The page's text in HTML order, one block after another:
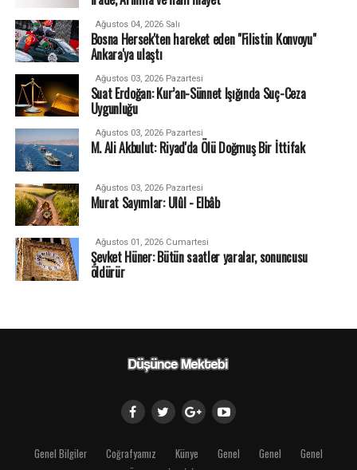
Ağustos 04, 2026 Salı
Bosna Hersek'ten hareket eden "Filistin Konvoyu"
Ankara'ya ulaştı
Ağustos 03, 2026 Pazartesi
Suat Erdoğan: Kur’an-Sünnet Işığında Suç-Ceza
Uygunluğu
Ağustos 03, 2026 Pazartesi
M. Ali Akbulut: Riyad'da Ölü Doğmuş Bir İttifak
Ağustos 03, 2026 Pazartesi
Murat Sayımlar: Ulûl - Elbâb
Ağustos 01, 2026 Cumartesi
Şevket Hüner: Bütün saatler yaralar, sonuncusu
öldürür
Genel Bilgiler Coğrafyamız Künye Genel Genel
Genel